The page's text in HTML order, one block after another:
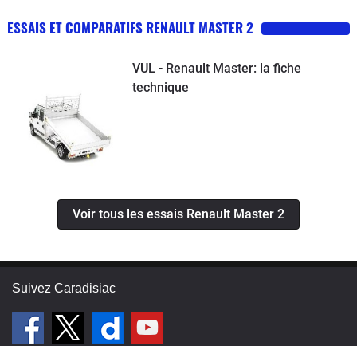
ESSAIS ET COMPARATIFS RENAULT MASTER 2
VUL - Renault Master: la fiche
technique
Voir tous les essais Renault Master 2
Suivez Caradisiac